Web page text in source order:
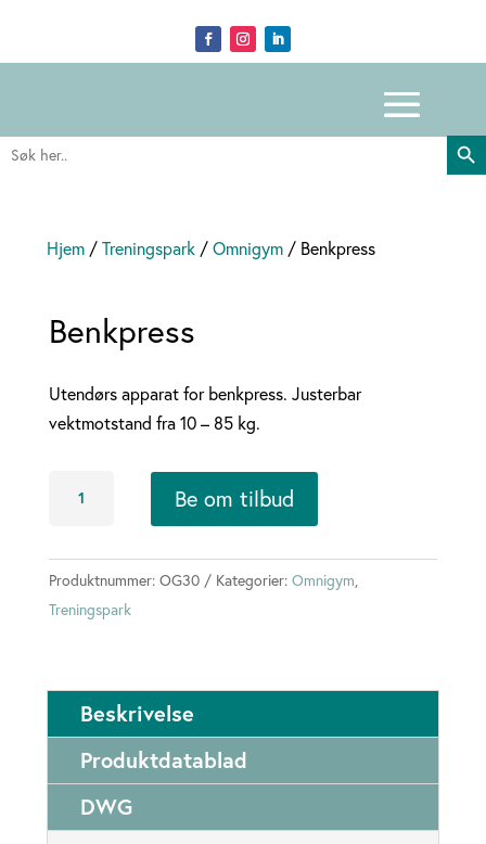
Search
for:
Search
Hjem/ Treningspark/ Omnigym/ Benkpress
Benkpress
Utendørs apparat for benkpress. Justerbar
vektmotstand fra 10 – 85 kg.
Be om tilbud
Produktnummer: OG30 Kategorier: Omnigym,
Treningspark
Beskrivelse
Produktdatablad
DWG